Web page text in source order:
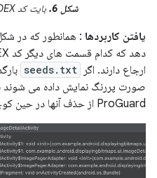
شکل 6. بایت کد DEX برای روش
یافتن کاربردها
ارجاع دارند. اگر
seeds.txt
صورت پررنگ نمایش داده می شوند
ProGuard از حذف آنها در حین کوچک شدن جلوگیری می کند. :